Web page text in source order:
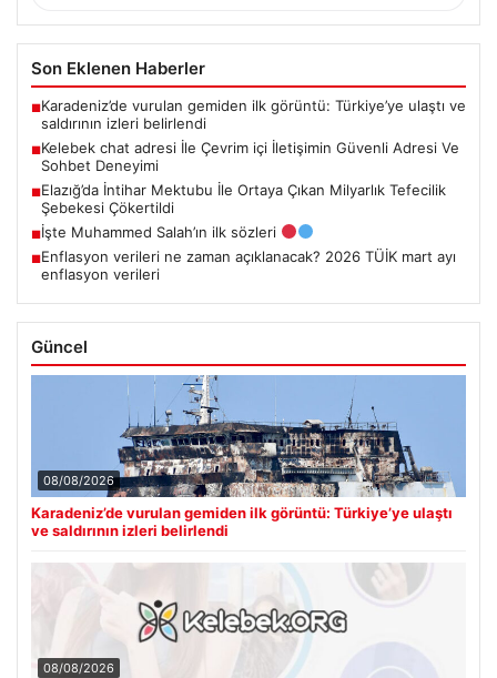
Son Eklenen Haberler
■Karadeniz’de vurulan gemiden ilk görüntü: Türkiye’ye ulaştı ve
saldırının izleri belirlendi
■Kelebek chat adresi İle Çevrim içi İletişimin Güvenli Adresi Ve
Sohbet Deneyimi
■Elazığ’da İntihar Mektubu İle Ortaya Çıkan Milyarlık Tefecilik
Şebekesi Çökertildi
■İşte Muhammed Salah’ın ilk sözleri
■Enflasyon verileri ne zaman açıklanacak? 2026 TÜİK mart ayı
enflasyon verileri
Güncel
08/08/2026
Karadeniz’de vurulan gemiden ilk görüntü: Türkiye’ye ulaştı
ve saldırının izleri belirlendi
08/08/2026